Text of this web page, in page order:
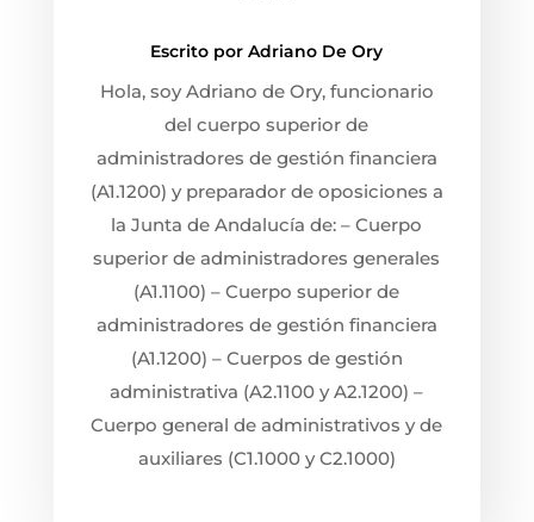
Escrito porAdriano De Ory
Hola, soy Adriano de Ory, funcionario
del cuerpo superior de
administradores de gestión financiera
(A1.1200) y preparador de oposiciones a
la Junta de Andalucía de: – Cuerpo
superior de administradores generales
(A1.1100) – Cuerpo superior de
administradores de gestión financiera
(A1.1200) – Cuerpos de gestión
administrativa (A2.1100 y A2.1200) –
Cuerpo general de administrativos y de
auxiliares (C1.1000 y C2.1000)